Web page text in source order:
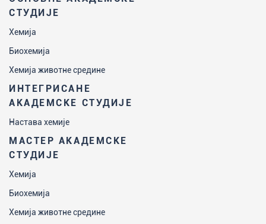
СТУДИЈЕ
Хемија
Биохемија
Хемија животне средине
ИНТЕГРИСАНЕ
АКАДЕМСКЕ СТУДИЈЕ
Настава хемије
МАСТЕР АКАДЕМСКЕ
СТУДИЈЕ
Хемија
Биохемија
Хемија животне средине